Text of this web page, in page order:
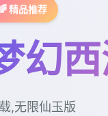
精品推荐
幻
,无限仙玉版